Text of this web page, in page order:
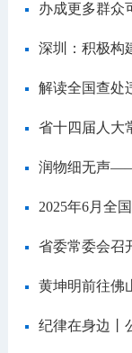
解读全国查处
省十四届人大
纪律在身边丨